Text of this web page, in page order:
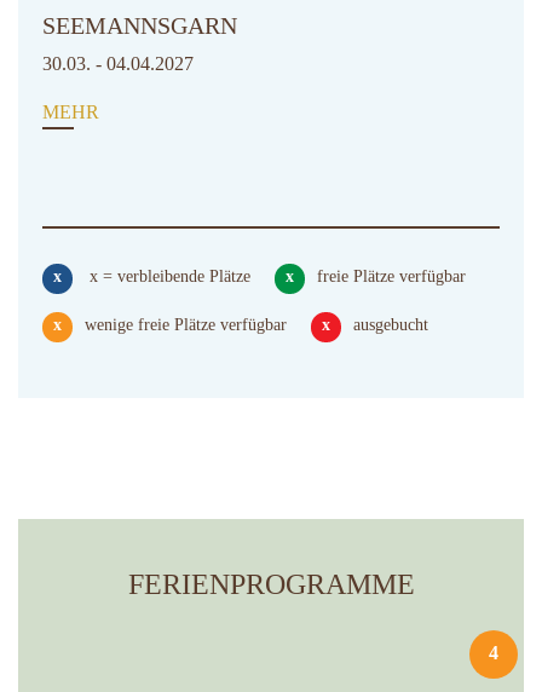
SEEMANNSGARN
30.03. - 04.04.2027
MEHR
x x = verbleibende Plätze x freie Plätze verfügbar
x wenige freie Plätze verfügbar x ausgebucht
FERIENPROGRAMME
4